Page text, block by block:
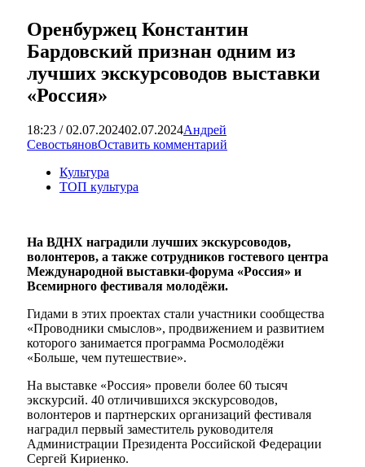
Оренбуржец Константин
Бардовский признан одним из
лучших экскурсоводов выставки
«Россия»
18:23 / 02.07.202402.07.2024Андрей
СевостьяновОставить комментарий
Культура
ТОП культура
На ВДНХ наградили лучших экскурсоводов,
волонтеров, а также сотрудников гостевого центра
Международной выставки-форума «Россия» и
Всемирного фестиваля молодёжи.
Гидами в этих проектах стали участники сообщества
«Проводники смыслов», продвижением и развитием
которого занимается программа Росмолодёжи
«Больше, чем путешествие».
На выставке «Россия» провели более 60 тысяч
экскурсий. 40 отличившихся экскурсоводов,
волонтеров и партнерских организаций фестиваля
наградил первый заместитель руководителя
Администрации Президента Российской Федерации
Сергей Кириенко.